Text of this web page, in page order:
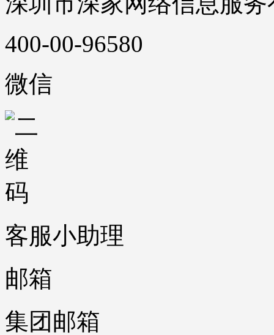
400-00-96580
微信
客服小助理
邮箱
集团邮箱